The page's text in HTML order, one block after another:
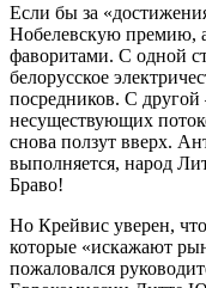
Если бы за
Нобелевскую премию,
фаворитами. С одной
белорусское
посредников. С
несуществующих
снова ползут вверх.
выполняется, народ
Браво!
Но Крейвис уверен,
которые «искажают
пожаловался